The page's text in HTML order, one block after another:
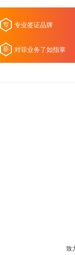
专业签证品牌
对菲业务了如指掌
致